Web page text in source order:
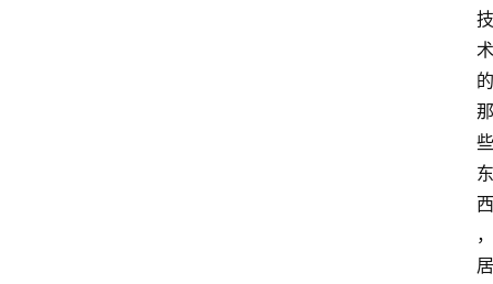
技
术
的
那
些
东
西
，
居